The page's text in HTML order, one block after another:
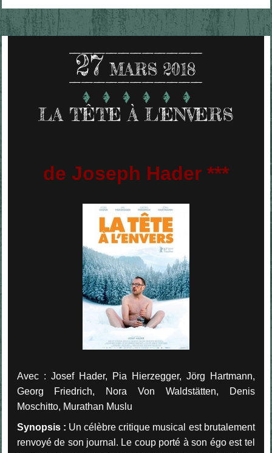
27 MARS 2018
LA TÊTE À L'ENVERS
de Joseph Hader ***
Avec : Josef Hader, Pia Hierzegger, Jörg Hartmann,
Georg Friedrich, Nora Von Waldstätten, Denis
Moschitto, Murathan Muslu
Synopsis : Un célèbre critique musical est brutalement
renvoyé de son journal. Le coup porté à son égo est tel